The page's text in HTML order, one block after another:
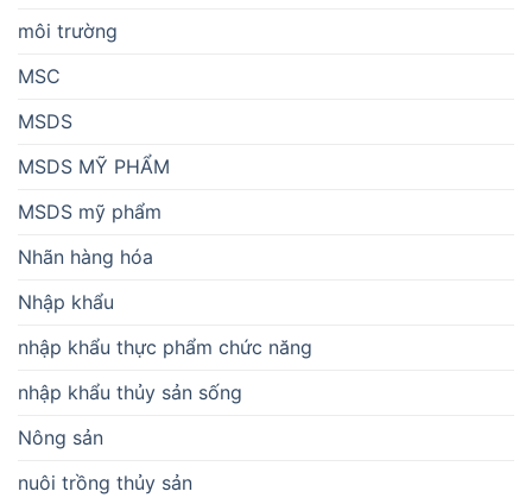
môi trường
MSC
MSDS
MSDS MỸ PHẨM
MSDS mỹ phẩm
Nhãn hàng hóa
Nhập khẩu
nhập khẩu thực phẩm chức năng
nhập khẩu thủy sản sống
Nông sản
nuôi trồng thủy sản